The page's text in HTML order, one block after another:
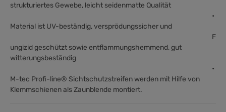
strukturiertes Gewebe, leicht seidenmatte Qualität
•
Material ist UV-beständig, versprödungssicher und
F
ungizid geschützt sowie entflammungshemmend, gut
witterungsbeständig
•
M-tec Profi-line® Sichtschutzstreifen werden mit Hilfe von
Klemmschienen als Zaunblende montiert.